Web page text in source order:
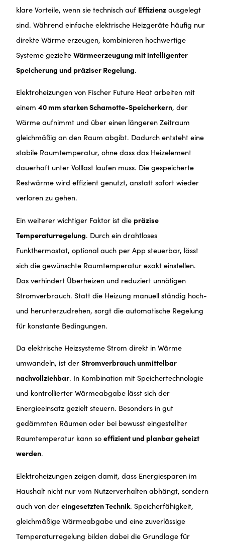
klare Vorteile, wenn sie technisch auf Effizienz ausgelegt
sind. Während einfache elektrische Heizgeräte häufig nur
direkte Wärme erzeugen, kombinieren hochwertige
Systeme gezielteWärmeerzeugung mit intelligenter
Speicherung und präziser Regelung.
Elektroheizungen von Fischer Future Heat arbeiten mit
einem40 mm starken Schamotte-Speicherkern, der
Wärme aufnimmt und über einen längeren Zeitraum
gleichmäßig an den Raum abgibt. Dadurch entsteht eine
stabile Raumtemperatur, ohne dass das Heizelement
dauerhaft unter Volllast laufen muss. Die gespeicherte
Restwärme wird effizient genutzt, anstatt sofort wieder
verloren zu gehen.
Ein weiterer wichtiger Faktor ist die präzise
Temperaturregelung. Durch ein drahtloses
Funkthermostat, optional auch per App steuerbar, lässt
sich die gewünschte Raumtemperatur exakt einstellen.
Das verhindert Überheizen und reduziert unnötigen
Stromverbrauch. Statt die Heizung manuell ständig hoch-
und herunterzudrehen, sorgt die automatische Regelung
für konstante Bedingungen.
Da elektrische Heizsysteme Strom direkt in Wärme
umwandeln, ist derStromverbrauch unmittelbar
nachvollziehbar. In Kombination mit Speichertechnologie
und kontrollierter Wärmeabgabe lässt sich der
Energieeinsatz gezielt steuern. Besonders in gut
gedämmten Räumen oder bei bewusst eingestellter
Raumtemperatur kann soeffizient und planbar geheizt
werden.
Elektroheizungen zeigen damit, dass Energiesparen im
Haushalt nicht nur vom Nutzerverhalten abhängt, sondern
auch von dereingesetzten Technik. Speicherfähigkeit,
gleichmäßige Wärmeabgabe und eine zuverlässige
Temperaturregelung bilden dabei die Grundlage für